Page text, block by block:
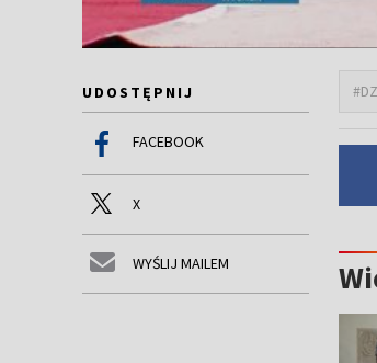
UDOSTĘPNIJ
FACEBOOK
X
WYŚLIJ MAILEM